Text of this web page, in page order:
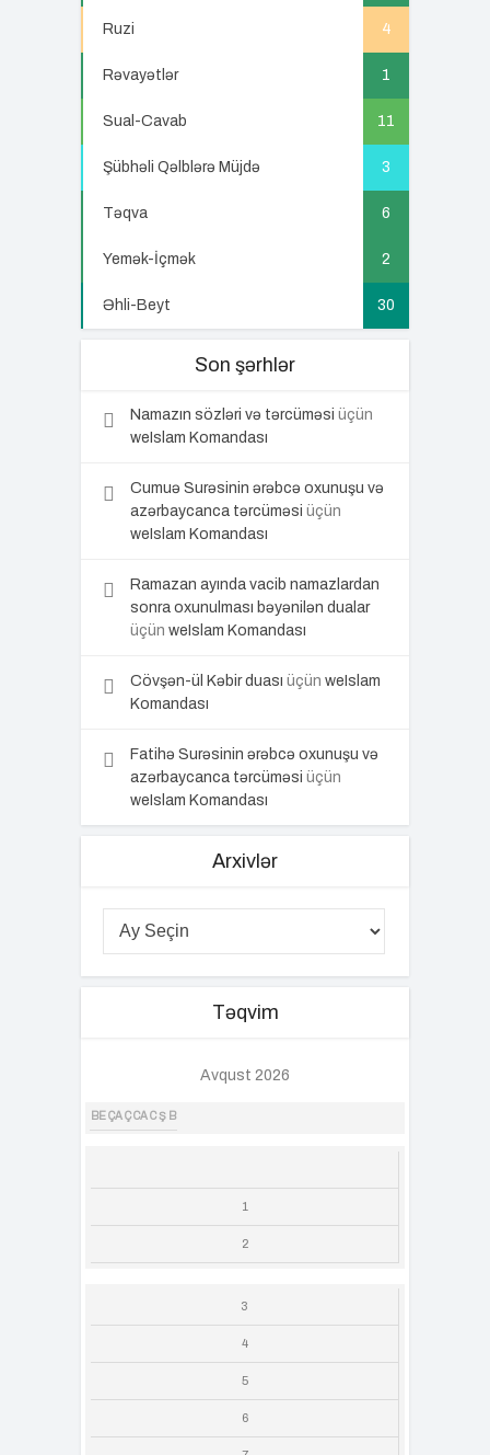
Ruzi 4
Rəvayətlər 1
Sual-Cavab 11
Şübhəli Qəlblərə Müjdə 3
Təqva 6
Yemək-İçmək 2
Əhli-Beyt 30
Son şərhlər
Namazın sözləri və tərcüməsi üçün
weIslam Komandası
Cumuə Surəsinin ərəbcə oxunuşu və
azərbaycanca tərcüməsi üçün
weIslam Komandası
Ramazan ayında vacib namazlardan
sonra oxunulması bəyənilən dualar
üçün weIslam Komandası
Cövşən-ül Kəbir duası üçün weIslam
Komandası
Fatihə Surəsinin ərəbcə oxunuşu və
azərbaycanca tərcüməsi üçün
weIslam Komandası
Arxivlər
Təqvim
Avqust 2026
BE ÇA Ç CA C Ş B
1
2
3
4
5
6